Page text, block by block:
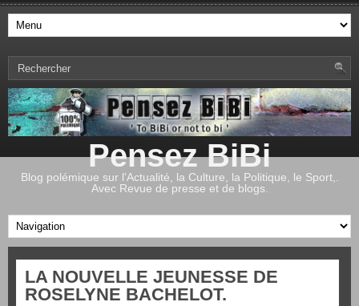
Pensez BiBi
Blog polémique sur l'Actualité, la Culture, la Politique, le Sport,.
Avec Revue de presse et de blogs.
LA NOUVELLE JEUNESSE DE
ROSELYNE BACHELOT.